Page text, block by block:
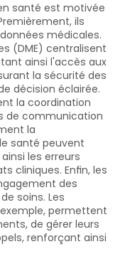
santé est motivée
ils
médicales.
(DME) centralisent
ainsi l'accès aux
la sécurité des
décision éclairée.
la coordination
de communication
la
santé peuvent
les erreurs
cliniques. Enfin, les
des
soins. Les
permettent
de gérer leurs
renforçant ainsi